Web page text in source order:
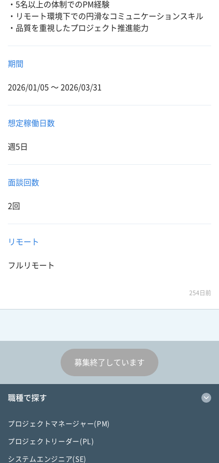
・5名以上の体制でのPM経験
・リモート環境下での円滑なコミュニケーションスキル
・品質を重視したプロジェクト推進能力
期間
2026/01/05 〜 2026/03/31
想定稼働日数
週5日
面談回数
2回
リモート
フルリモート
254日前
募集終了しています
職種で探す
プロジェクトマネージャー(PM)
プロジェクトリーダー(PL)
システムエンジニア(SE)